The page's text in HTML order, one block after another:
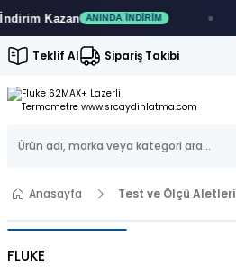
Kazan ANINDA İNDIRIM
Teklif Al Sipariş Takibi
Anasayfa Test ve Ölçü Aletleri
FLUKE